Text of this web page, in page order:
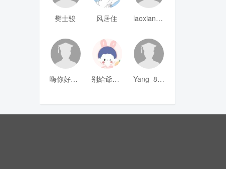
樊士骏 风居住 laoxianrou
嗨你好8mm 别給爺装纯 Yang_811